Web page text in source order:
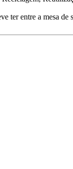
ter entre a mesa de